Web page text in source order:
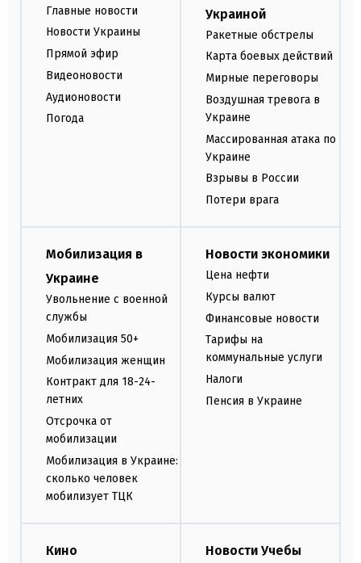
Главные новости
Новости Украины
Прямой эфир
Видеоновости
Аудионовости
Погода
Украиной
Ракетные обстрелы
Карта боевых действий
Мирные переговоры
Воздушная тревога в
Украине
Массированная атака по
Украине
Взрывы в России
Потери врага
Мобилизация в
Украине
Увольнение с военной
службы
Мобилизация 50+
Мобилизация женщин
Контракт для 18-24-
летних
Отсрочка от
мобилизации
Мобилизация в Украине:
сколько человек
мобилизует ТЦК
Новости экономики
Цена нефти
Курсы валют
Финансовые новости
Тарифы на
коммунальные услуги
Налоги
Пенсия в Украине
Кино Новости Учебы